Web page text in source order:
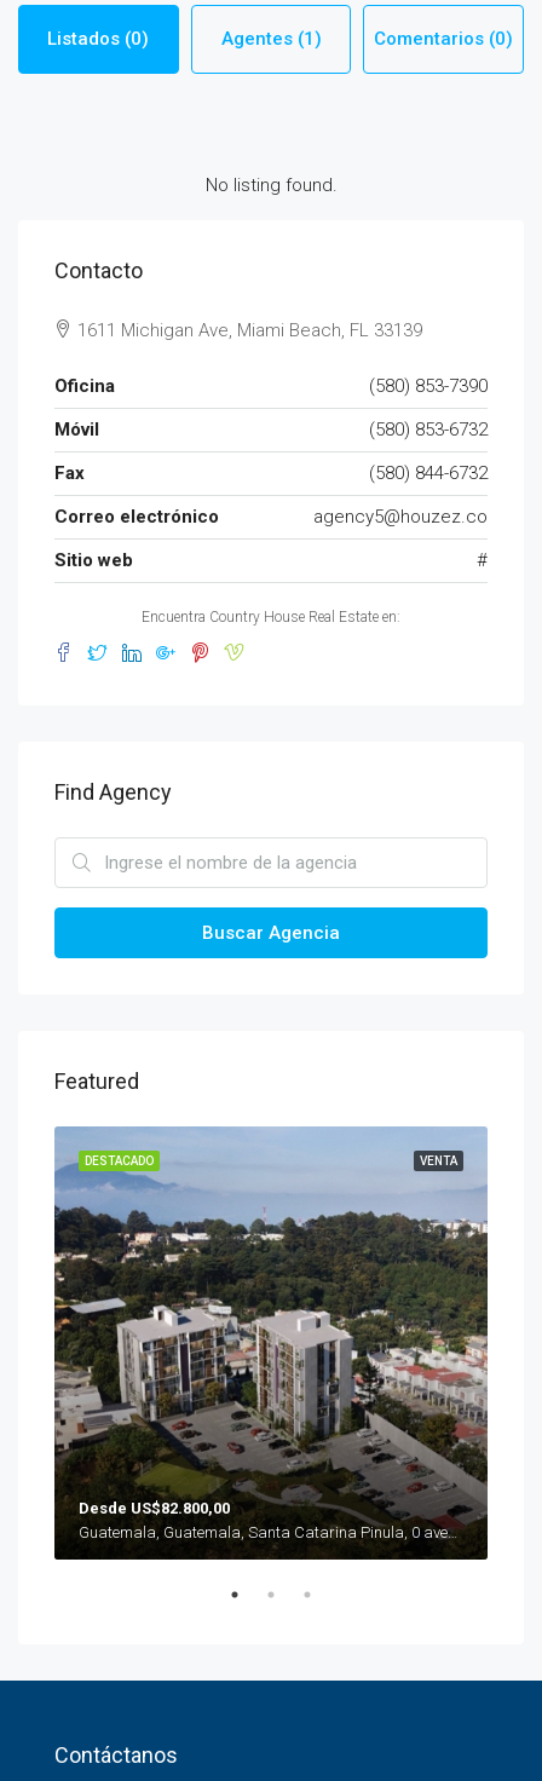
Listados (0) Agentes (1) Comentarios (0)
No listing found.
Contacto
1611 Michigan Ave, Miami Beach, FL 33139
Oficina
(580) 853-7390
Móvil
(580) 853-6732
Fax
(580) 844-6732
Correo electrónico
agency5@houzez.co
Sitio web
#
Encuentra Country House Real Estate en:
Find Agency
Buscar Agencia
Featured
VENTA
DESTACADO
Desde US$82.800,00
Guatemala, Guatemala, Santa Catarina Pinula, 0 avenida 3-20 zona 10 Sta Catarina Pinula
Contáctanos